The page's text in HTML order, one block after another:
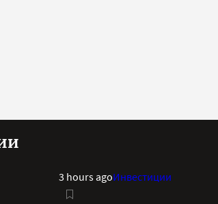
3 hours agoИнвестиции